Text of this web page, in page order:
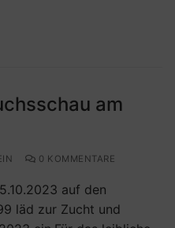
am
0 KOMMENTARE
auf den
läd zur Zucht und